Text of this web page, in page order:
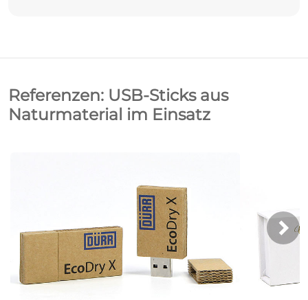
Referenzen: USB-Sticks aus
Naturmaterial im Einsatz